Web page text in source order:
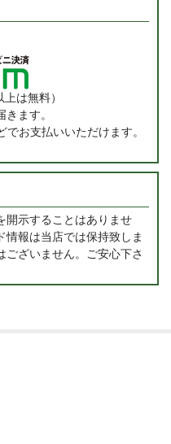
上は無料）
ます。
お支払いいただけます。
開示することはありませ
情報は当店では保持致しま
ざいません。ご安心下さ